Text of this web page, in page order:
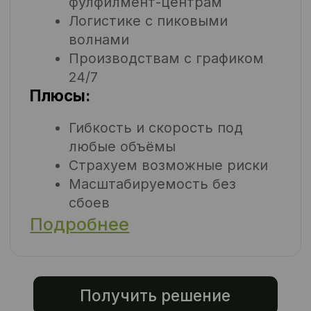
Это не просто «подбор». Это
аутсорсинг с гарантией
выхода, резервом, табелем и
управляемостью.
Берём на себя весь цикл — от
подбора и оформления до
табелирование и
ежедневного контроля
выхода.
результат — вы
фокусируетесь на бизнесе.